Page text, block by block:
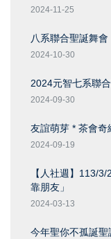
2024-11-25
八系聯合聖誕舞會
2024-10-30
2024元智七系聯
2024-09-30
友誼萌芽 * 茶會奇
2024-09-19
【人社週】113/
靠朋友」
2024-03-13
今年聖你不孤誕聖